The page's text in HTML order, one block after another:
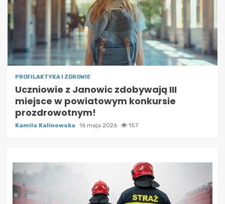
PROFILAKTYKA I ZDROWIE
Uczniowie z Janowic zdobywają III
miejsce w powiatowym konkursie
prozdrowotnym!
Kamila Kalinowska 16 maja 2026 157